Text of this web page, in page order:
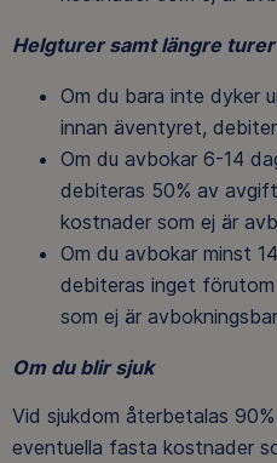
Helgturer samt längre turer
Om du bara inte dyker
innan äventyret,
Om du avbokar 6-14
debiteras 50% av
kostnader som ej är
Om du avbokar minst
debiteras inget
som ej är
Om du blir sjuk
Vid sjukdom återbetalas
eventuella fasta kostnader